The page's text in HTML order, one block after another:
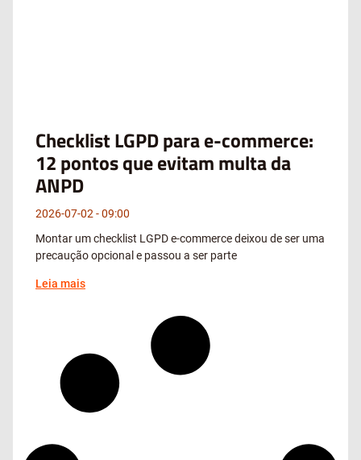
Checklist LGPD para e-commerce:
12 pontos que evitam multa da
ANPD
2026-07-02
09:00
Montar um checklist LGPD e-commerce deixou de ser uma
precaução opcional e passou a ser parte
Leia mais